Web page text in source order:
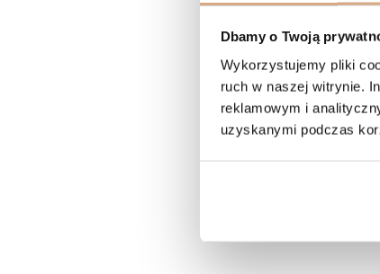
Dbamy o Twoją
Wykorzystujemy pliki
ruch w naszej witrynie.
reklamowym i
uzyskanymi podczas